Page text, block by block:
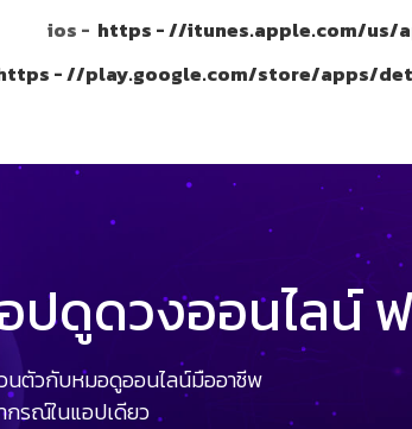
ios - https - //itunes.apple.com/us/
- //play.google.com/store/apps/
ปดูดวงออนไลน์
นตัวกับหมอดูออนไลน์มืออาชีพ
รณ์ในแอปเดียว